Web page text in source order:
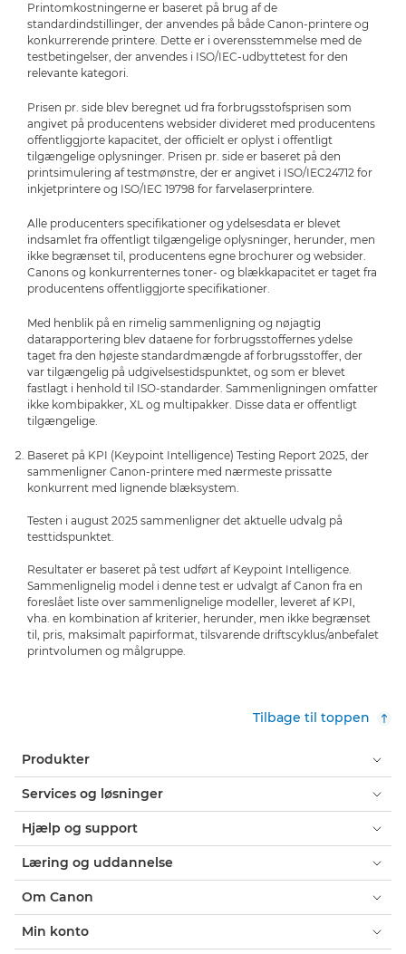
Printomkostningerne er baseret på brug af de
standardindstillinger, der anvendes på både Canon-printere og
konkurrerende printere. Dette er i overensstemmelse med de
testbetingelser, der anvendes i ISO/IEC-udbyttetest for den
relevante kategori.
Prisen pr. side blev beregnet ud fra forbrugsstofsprisen som
angivet på producentens websider divideret med producentens
offentliggjorte kapacitet, der officielt er oplyst i offentligt
tilgængelige oplysninger. Prisen pr. side er baseret på den
printsimulering af testmønstre, der er angivet i ISO/IEC24712 for
inkjetprintere og ISO/IEC 19798 for farvelaserprintere.
Alle producenters specifikationer og ydelsesdata er blevet
indsamlet fra offentligt tilgængelige oplysninger, herunder, men
ikke begrænset til, producentens egne brochurer og websider.
Canons og konkurrenternes toner- og blækkapacitet er taget fra
producentens offentliggjorte specifikationer.
Med henblik på en rimelig sammenligning og nøjagtig
datarapportering blev dataene for forbrugsstoffernes ydelse
taget fra den højeste standardmængde af forbrugsstoffer, der
var tilgængelig på udgivelsestidspunktet, og som er blevet
fastlagt i henhold til ISO-standarder. Sammenligningen omfatter
ikke kombipakker, XL og multipakker. Disse data er offentligt
tilgængelige.
Baseret på KPI (Keypoint Intelligence) Testing Report 2025, der
sammenligner Canon-printere med nærmeste prissatte
konkurrent med lignende blæksystem.
Testen i august 2025 sammenligner det aktuelle udvalg på
testtidspunktet.
Resultater er baseret på test udført af Keypoint Intelligence.
Sammenlignelig model i denne test er udvalgt af Canon fra en
foreslået liste over sammenlignelige modeller, leveret af KPI,
vha. en kombination af kriterier, herunder, men ikke begrænset
til, pris, maksimalt papirformat, tilsvarende driftscyklus/anbefalet
printvolumen og målgruppe.
Tilbage til toppen
Produkter
Services og løsninger
Hjælp og support
Læring og uddannelse
Om Canon
Min konto